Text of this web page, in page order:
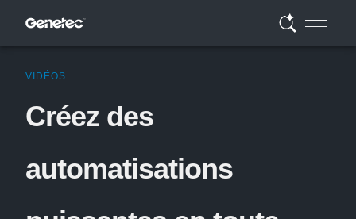
VIDÉOS
Créez des
automatisations